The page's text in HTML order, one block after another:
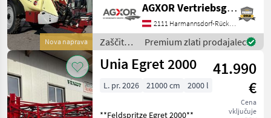
Nova naprava
Standardausstattung:
Behälter: - 4.000 Liter PE-
Behälter mit niedrigem
Schwerpunkt
AGXOR Vertriebsgesellschaft Ost GmbH
2111 Harmannsdorf-Rückersdorf
Zaščita
rastlin /
Hardi
Premium zlati prodajalec
Unia Egret 2000
41.990
€
Cena
vključuje
L. pr. 2026 21000 cm 2000 l
**Feldspritze Egret 2000**